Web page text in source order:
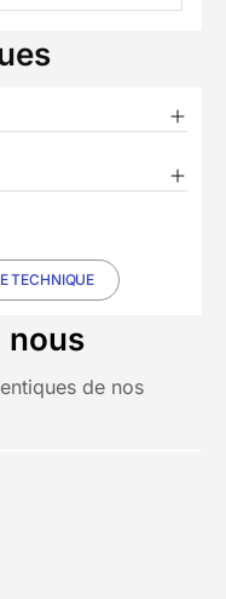
TECHNIQUE
nous
de nos